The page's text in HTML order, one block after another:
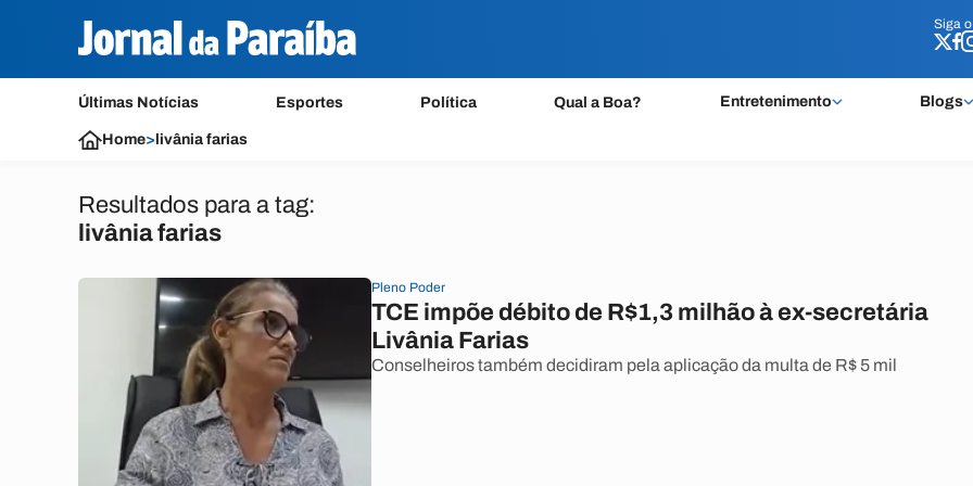
Siga o
Últimas Notícias Esportes Política Qual a Boa? Entretenimento Blogs
Siga o
Home> livânia farias
Resultados para a tag:
livânia farias
Pleno Poder
TCE impõe débito de R$1,3 milhão à ex-secretária
Livânia Farias
Conselheiros também decidiram pela aplicação da multa de R$ 5 mil